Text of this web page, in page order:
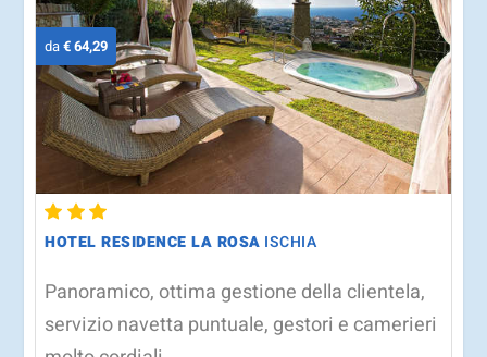
da€ 64,29
HOTEL RESIDENCE LA ROSA ISCHIA
Panoramico, ottima gestione della clientela,
servizio navetta puntuale, gestori e camerieri